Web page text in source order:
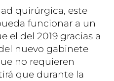
quirúrgica, este
funcionar a un
el del 2019 gracias a
nuevo gabinete
no requieren
que durante la